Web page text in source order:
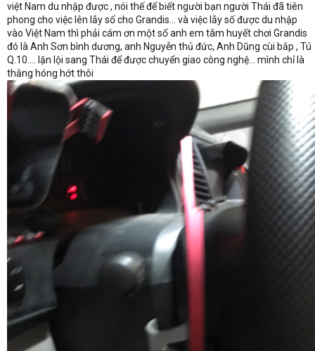
việt Nam du nhập được , nói thế để biết người bạn người Thái đã tiên
phong cho việc lên lẫy số cho Grandis... và việc lẫy số được du nhập
vào Việt Nam thì phải cám ơn một số anh em tâm huyết chơi Grandis
đó là Anh Sơn bình dương, anh Nguyễn thủ đức, Anh Dũng cùi bắp , Tú
Q.10.... lặn lội sang Thái để được chuyển giao công nghệ... mình chỉ là
thằng hóng hớt thôi